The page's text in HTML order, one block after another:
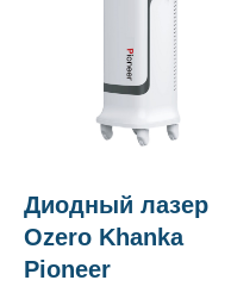
Диодный лазер
Ozero Khanka
Pioneer